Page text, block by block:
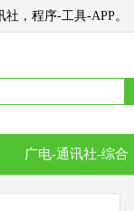
，程序-工具-APP。
广电-通讯社-综合